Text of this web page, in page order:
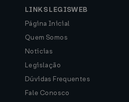
LINKS LEGISWEB
Página Inicial
Quem Somos
Notícias
Legislação
Dúvidas Frequentes
Fale Conosco